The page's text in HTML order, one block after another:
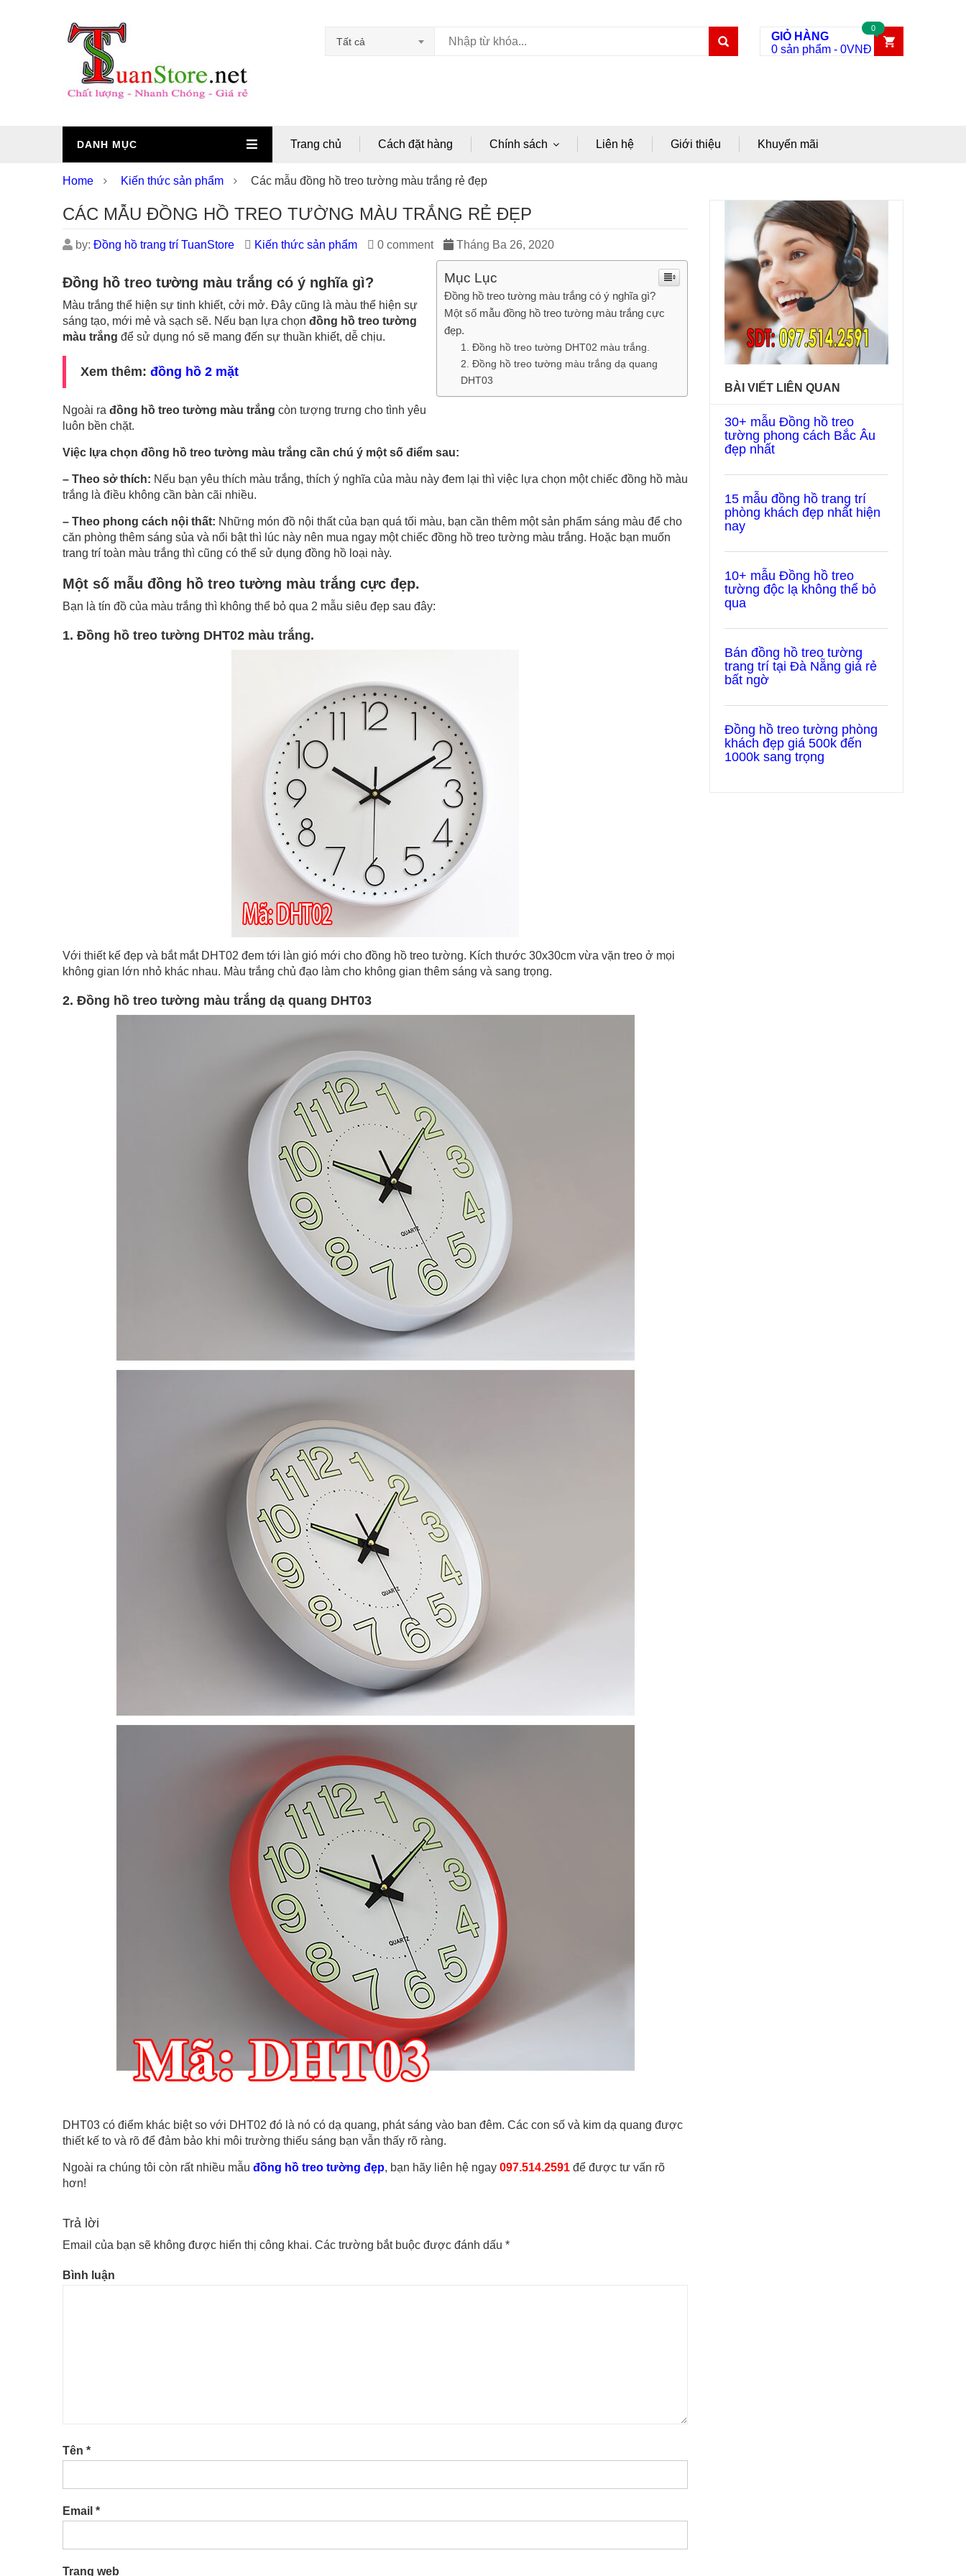
Tất cả
GIỎ HÀNG
0 sản phẩm - 0VNĐ
0
DANH MỤC Trang chủ Cách đặt hàng Chính sách Liên hệ Giới thiệu Khuyến mãi
Home Kiến thức sản phẩm Các mẫu đồng hồ treo tường màu trắng rẻ đẹp
CÁC MẪU ĐỒNG HỒ TREO TƯỜNG MÀU TRẮNG RẺ ĐẸP
by: Đồng hồ trang trí TuanStore Kiến thức sản phẩm 0 comment Tháng Ba 26, 2020
Mục Lục
Đồng hồ treo tường màu trắng có ý nghĩa gì?
Một số mẫu đồng hồ treo tường màu trắng cực
đẹp.
1. Đồng hồ treo tường DHT02 màu trắng.
2. Đồng hồ treo tường màu trắng dạ quang
DHT03
Đồng hồ treo tường màu trắng có ý nghĩa gì?
Màu trắng thể hiện sự tinh khiết, cởi mở. Đây cũng là màu thể hiện sự
sáng tạo, mới mẻ và sạch sẽ. Nếu bạn lựa chọn đồng hồ treo tường
màu trắng để sử dụng nó sẽ mang đến sự thuần khiết, dễ chịu.
Xem thêm: đồng hồ 2 mặt
Ngoài ra đồng hồ treo tường màu trắng còn tượng trưng cho tình yêu
luôn bền chặt.
Việc lựa chọn đồng hồ treo tường màu trắng cần chú ý một số điểm sau:
– Theo sở thích: Nếu bạn yêu thích màu trắng, thích ý nghĩa của màu này đem lại thì việc lựa chọn một chiếc đồng hồ màu
trắng là điều không cần bàn cãi nhiều.
– Theo phong cách nội thất: Những món đồ nội thất của bạn quá tối màu, bạn cần thêm một sản phẩm sáng màu để cho
căn phòng thêm sáng sủa và nổi bật thì lúc này nên mua ngay một chiếc đồng hồ treo tường màu trắng. Hoặc bạn muốn
trang trí toàn màu trắng thì cũng có thể sử dụng đồng hồ loại này.
Một số mẫu đồng hồ treo tường màu trắng cực đẹp.
Bạn là tín đồ của màu trắng thì không thể bỏ qua 2 mẫu siêu đẹp sau đây:
1. Đồng hồ treo tường DHT02 màu trắng.
Với thiết kế đẹp và bắt mắt DHT02 đem tới làn gió mới cho đồng hồ treo tường. Kích thước 30x30cm vừa vặn treo ở mọi
không gian lớn nhỏ khác nhau. Màu trắng chủ đạo làm cho không gian thêm sáng và sang trọng.
2. Đồng hồ treo tường màu trắng dạ quang DHT03
DHT03 có điểm khác biệt so với DHT02 đó là nó có dạ quang, phát sáng vào ban đêm. Các con số và kim dạ quang được
thiết kế to và rõ để đảm bảo khi môi trường thiếu sáng bạn vẫn thấy rõ ràng.
Ngoài ra chúng tôi còn rất nhiều mẫu đồng hồ treo tường đẹp, bạn hãy liên hệ ngay 097.514.2591 để được tư vấn rõ
hơn!
Trả lời
Email của bạn sẽ không được hiển thị công khai. Các trường bắt buộc được đánh dấu *
Bình luận
Tên *
Email *
Trang web
BÀI VIẾT LIÊN QUAN
30+ mẫu Đồng hồ treo
tường phong cách Bắc Âu
đẹp nhất
15 mẫu đồng hồ trang trí
phòng khách đẹp nhất hiện
nay
10+ mẫu Đồng hồ treo
tường độc lạ không thể bỏ
qua
Bán đồng hồ treo tường
trang trí tại Đà Nẵng giá rẻ
bất ngờ
Đồng hồ treo tường phòng
khách đẹp giá 500k đến
1000k sang trọng